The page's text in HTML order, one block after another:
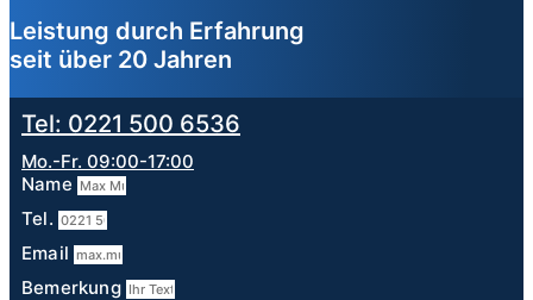
Leistung durch Erfahrung
seit über 20 Jahren
Tel: 0221 500 6536
Mo.-Fr. 09:00-17:00
Name
Tel.
Email
Bemerkung